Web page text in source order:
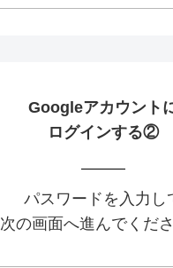
Googleアカウント
ログインする②
パスワードを入力し
次の画面へ進んでくださ